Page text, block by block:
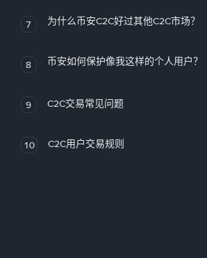
7 为什么币安C2C好过其他C2C市场？
8 币安如何保护像我这样的个人用户？
9 C2C交易常见问题
10 C2C用户交易规则